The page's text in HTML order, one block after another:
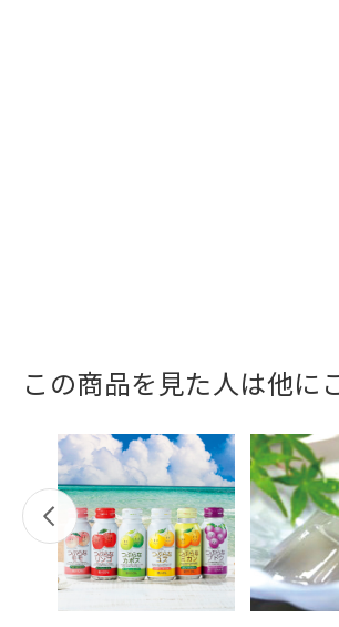
この商品を見た人は他に